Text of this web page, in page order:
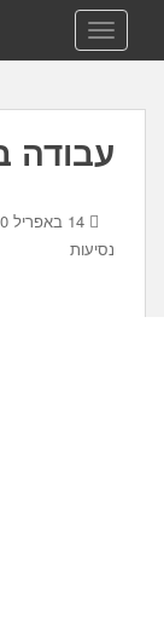
NAVIGATION
עבודה
14 באפריל 2010
נסיעות